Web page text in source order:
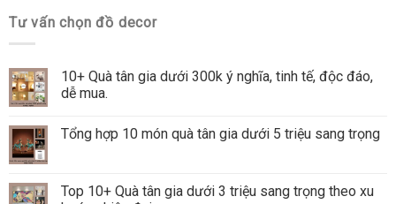
Tư vấn chọn đồ decor
10+ Quà tân gia dưới 300k ý nghĩa, tinh tế, độc đáo,
dễ mua.
Tổng hợp 10 món quà tân gia dưới 5 triệu sang trọng
Top 10+ Quà tân gia dưới 3 triệu sang trọng theo xu